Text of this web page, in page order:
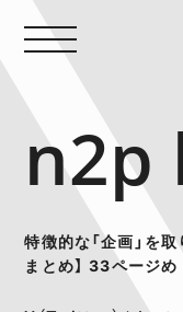
n2p
特徴的な「企画」を
まとめ】 33ページめ